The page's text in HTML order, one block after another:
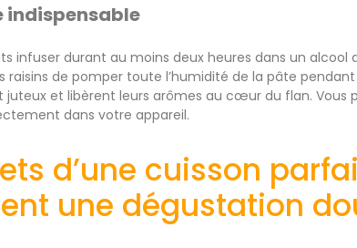
infuser durant au moins deux heures dans un
de pomper toute l’humidité de la pâte
et libèrent leurs arômes au cœur du flan. Vous
dans votre appareil.
d’une cuisson
une dégustation